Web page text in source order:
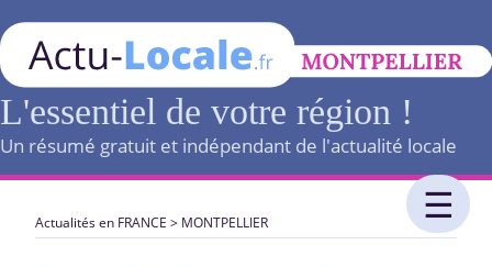
L'essentiel de votre région !
Un résumé gratuit et indépendant de l'actualité locale
Actualités en FRANCE > MONTPELLIER